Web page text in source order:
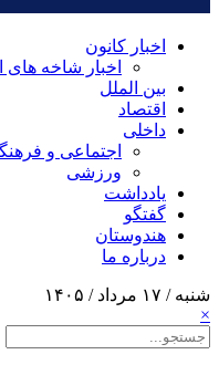
اخبار کانون
اخبار شاخه های
بین الملل
اقتصاد
داخلی
اجتماعی و
ورزشی
یادداشت
گفتگو
هندوستان
درباره ما
شنبه / ۱۷ مرداد / ۱۴۰۵
×